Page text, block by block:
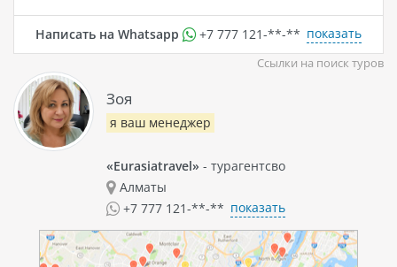
Написать на Whatsapp +7 777 121-**-** показать
Ссылки на поиск туров
Зоя
я ваш менеджер
«Eurasiatravel» - турагентсво
Алматы
+7 777 121-**-** показать